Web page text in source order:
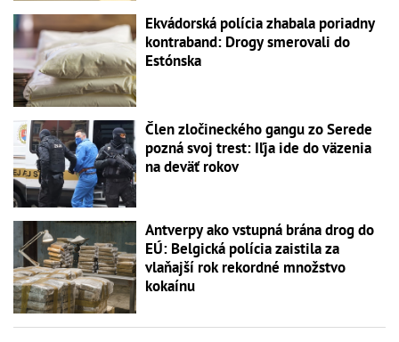
Ekvádorská polícia zhabala poriadny
kontraband: Drogy smerovali do
Estónska
Člen zločineckého gangu zo Serede
pozná svoj trest: Iľja ide do väzenia
na deväť rokov
Antverpy ako vstupná brána drog do
EÚ: Belgická polícia zaistila za
vlaňajší rok rekordné množstvo
kokaínu